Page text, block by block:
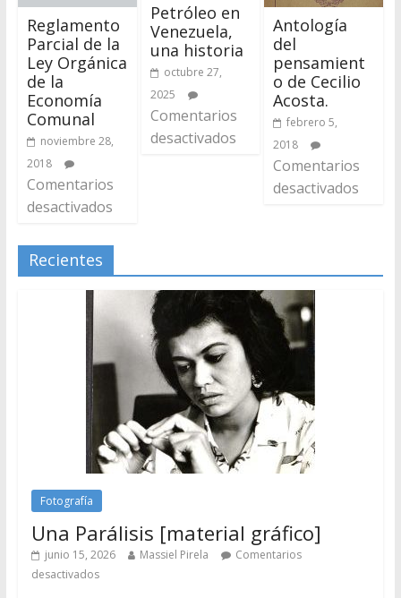
Reglamento
Parcial de la
Ley Orgánica
de la
Economía
Comunal
noviembre 28,
2018
Comentarios
desactivados
Petróleo en
Venezuela,
una historia
octubre 27,
2025
Comentarios
desactivados
Antología
del
pensamient
o de Cecilio
Acosta.
febrero 5,
2018
Comentarios
desactivados
Recientes
Fotografía
Una Parálisis [material gráfico]
junio 15, 2026 Massiel Pirela
Comentarios
desactivados